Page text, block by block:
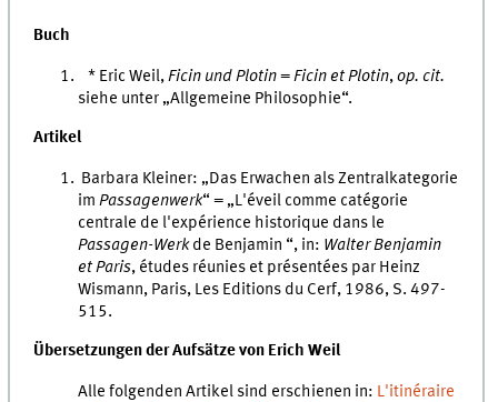
Buch
* Eric Weil,Ficin und Plotin=Ficin et Plotin,op. cit.
siehe unter „Allgemeine Philosophie“.
Artikel
Barbara Kleiner: „Das Erwachen als Zentralkategorie
imPassagenwerk“ = „L'éveil comme catégorie
centrale de l'expérience historique dans le
Passagen-Werkde Benjamin “, in: Walter Benjamin
et Paris, études réunies et présentées par Heinz
Wismann, Paris, Les Editions du Cerf, 1986, S. 497-
515.
Übersetzungen der Aufsätze von Erich Weil
Alle folgenden Artikel sind erschienen in: L'itinéraire